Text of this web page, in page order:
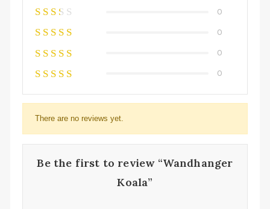
0
0
0
0
There are no reviews yet.
Be the first to review “Wandhanger
Koala”